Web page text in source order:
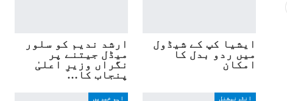
ایشیا کپ کے شیڈول
میں ردو بدل کا
امکان
ارشد ندیم کو سلور
میڈل جیتنے پر
نگراں وزیرِ اعلیٰ
پنجاب کا…
انٹرنیشنل اہم خبریں